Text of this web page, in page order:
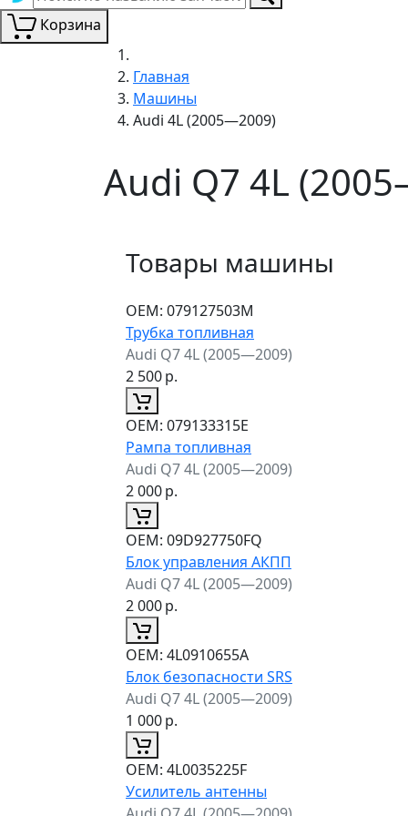
Корзина
Главная
Машины
Audi 4L (2005—2009)
Audi Q7 4L
Товары машины
ОЕМ: 079127503M
Трубка топливная
Audi Q7 4L (2005—2009)
2 500р.
ОЕМ: 079133315E
Рампа топливная
Audi Q7 4L (2005—2009)
2 000р.
ОЕМ: 09D927750FQ
Блок управления АКПП
Audi Q7 4L (2005—2009)
2 000р.
ОЕМ: 4L0910655A
Блок безопасности SRS
Audi Q7 4L (2005—2009)
1 000р.
ОЕМ: 4L0035225F
Усилитель антенны